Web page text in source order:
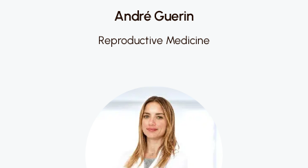
André Guerin
Reproductive Medicine